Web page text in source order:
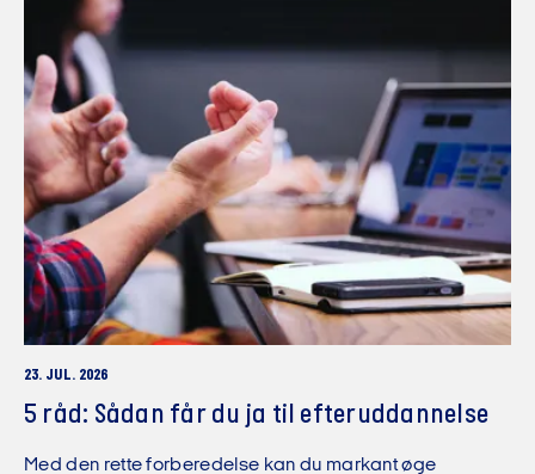
23. JUL. 2026
5 råd: Sådan får du ja til efteruddannelse
Med den rette forberedelse kan du markant øge